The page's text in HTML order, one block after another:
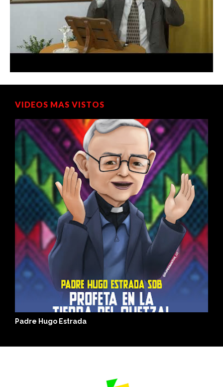
VIDEOS MAS VISTOS
Toma tu Luz